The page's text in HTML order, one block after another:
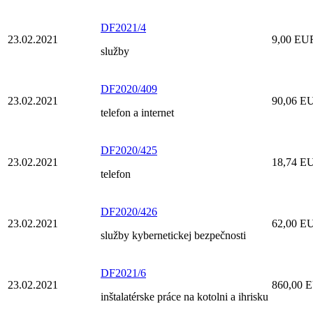
23.02.2021
DF2021/4
služby
9,00
23.02.2021
DF2020/409
telefon a internet
90,06
23.02.2021
DF2020/425
telefon
18,74
23.02.2021
DF2020/426
služby kybernetickej bezpečnosti
62,00
23.02.2021
DF2021/6
inštalatérske práce na kotolni a ihrisku
860,00